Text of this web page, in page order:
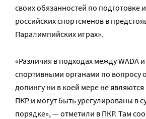
своих обязанностей по подготовке
российских спортсменов в
Паралимпийских играх».
«Различия в подходах между WADA
спортивными органами по вопросу
допингу ни в коей мере не
ПКР и могут быть урегулированы в
порядке», — отметили в ПКР. Там